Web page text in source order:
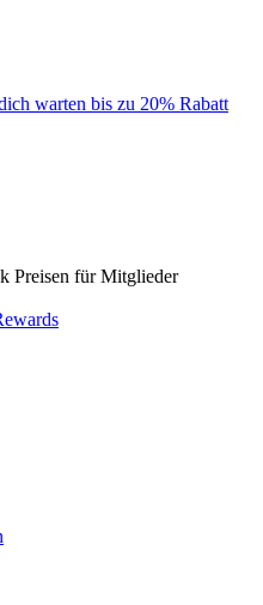
warten bis zu 20% Rabatt
Preisen für Mitglieder